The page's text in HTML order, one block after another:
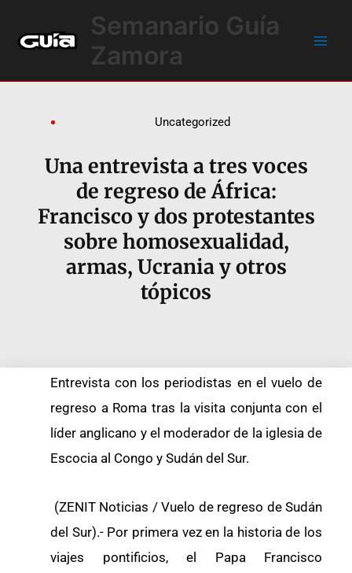
contenido
Semanario Guía
Zamora
Uncategorized
Una entrevista a tres voces
de regreso de África:
Francisco y dos protestantes
sobre homosexualidad,
armas, Ucrania y otros
tópicos
Entrevista con los periodistas en el vuelo de
regreso a Roma tras la visita conjunta con el
líder anglicano y el moderador de la iglesia de
Escocia al Congo y Sudán del Sur.
(ZENIT Noticias / Vuelo de regreso de Sudán
del Sur).- Por primera vez en la historia de los
viajes pontificios, el Papa Francisco